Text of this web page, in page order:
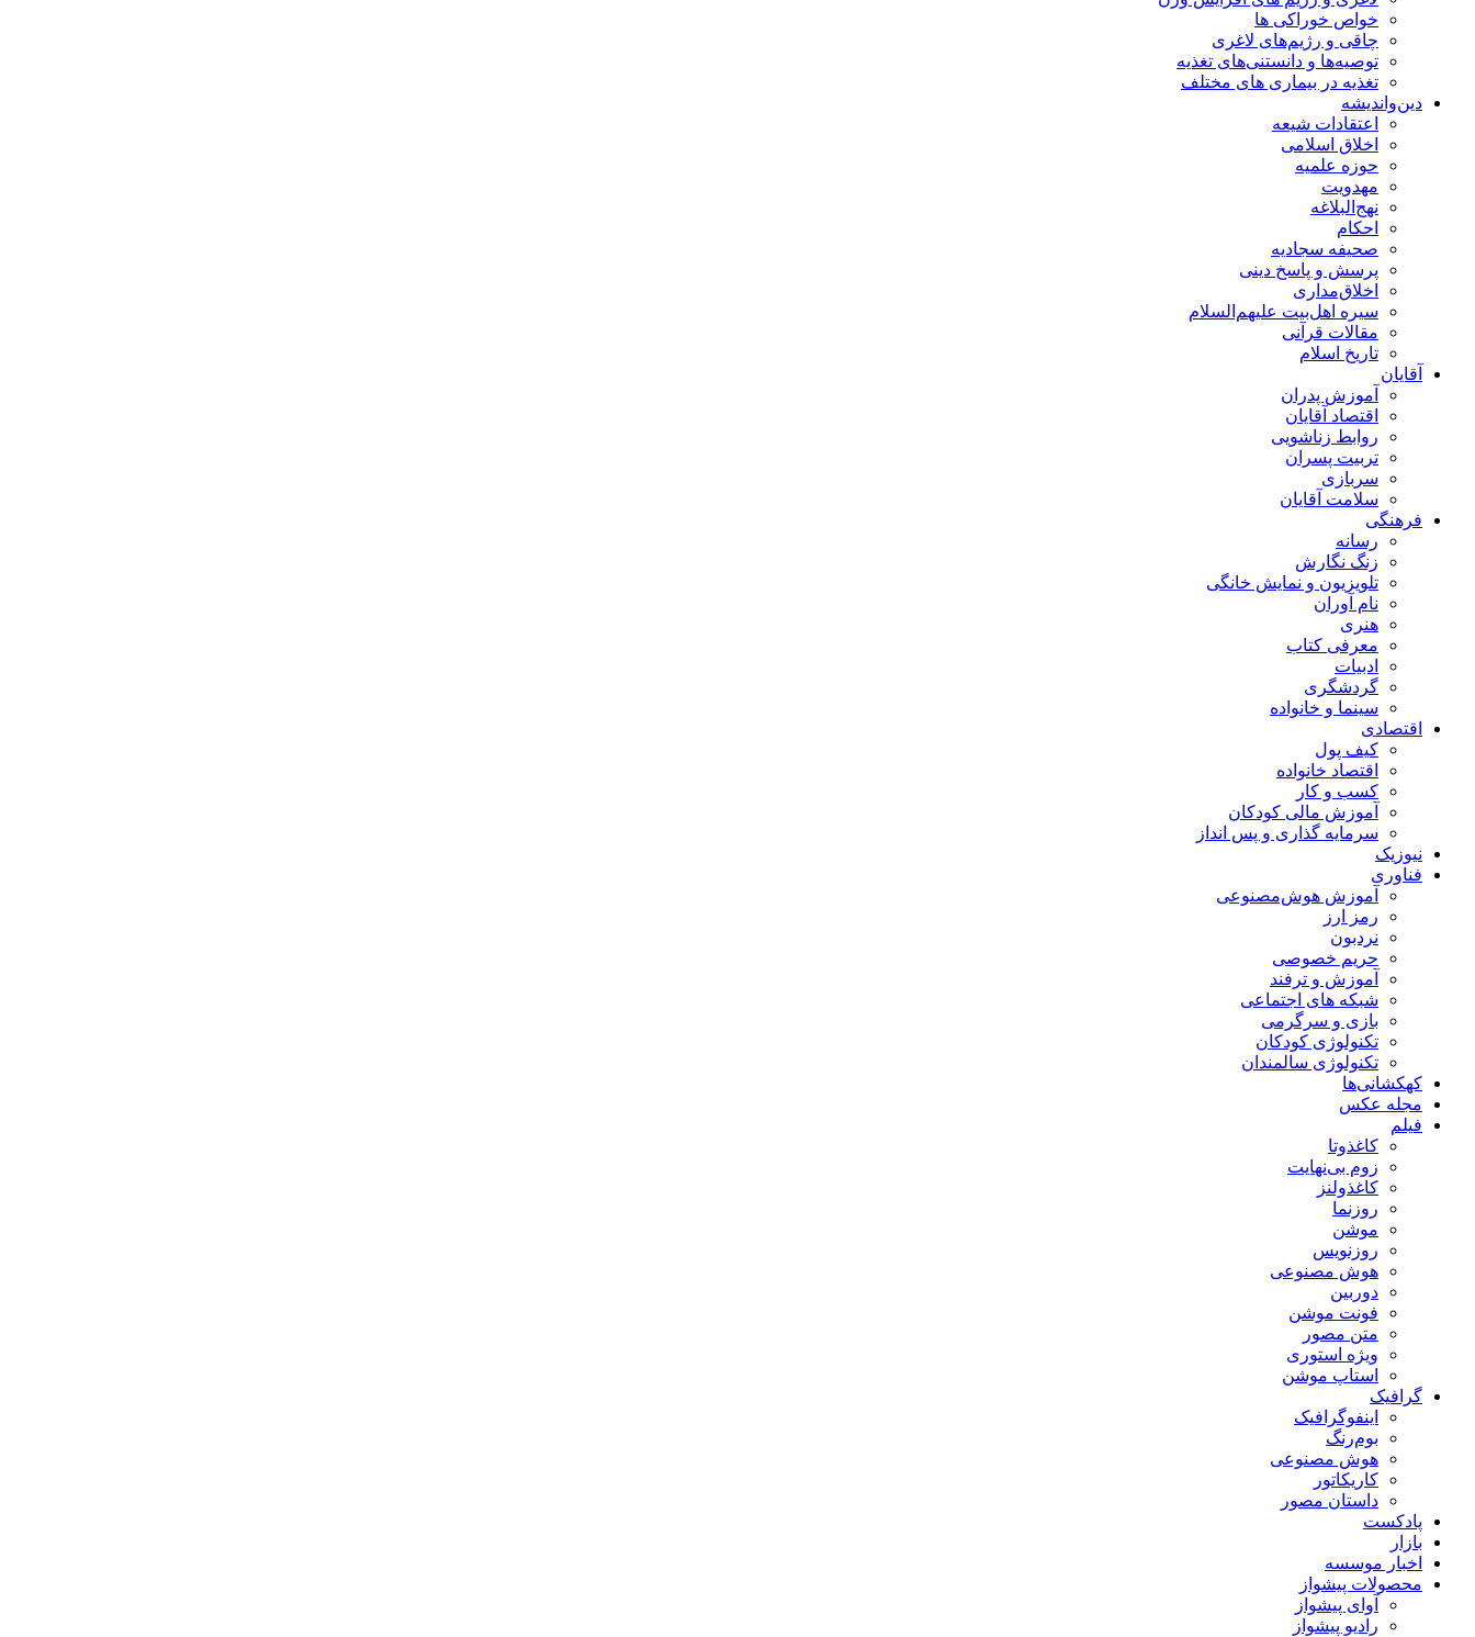
خواص خوراكی ها
چاقی و رژیم‌های لاغری
توصیه‌ها و دانستنی‌های تغذیه
تغذیه در بیماری های مختلف
دین‌واندیشه
اعتقادات شیعه
اخلاق اسلامی
حوزه علمیه
مهدویت
نهج‌البلاغه
احکام
صحیفه سجادیه
پرسش و پاسخ دینی
اخلاق‌مداری
سیره اهل‌بیت علیهم‌السلام
مقالات قرآنی
تاریخ اسلام
آقایان
آموزش پدران
اقتصاد آقایان
روابط زناشویی
تربیت پسران
سربازی
سلامت آقایان
فرهنگی
رسانه
زنگ نگارش
تلویزیون و نمایش خانگی
نام آوران
هنری
معرفی کتاب
ادبیات
گردشگری
سینما و خانواده
اقتصادی
کیف پول
اقتصاد خانواده
کسب و کار
آموزش مالی کودکان
سرمایه گذاری و پس انداز
نیوزیک
فناوری
آموزش هوش‌مصنوعی
رمز ارز
نردبون
حریم خصوصی
آموزش و ترفند
شبکه های اجتماعی
بازی و سرگرمی
تکنولوژی کودکان
تکنولوژی سالمندان
کهکشانی‌ها
مجله عکس
فیلم
کاغذوتا
زوم بی‌نهایت
کاغذولنز
روزنما
موشن
روزنویس
هوش مصنوعی
دوربین
فونت موشن
متن مصور
ویژه استوری
استاپ موشن
گرافیک
اینفوگرافیک
بوم‌رنگ
هوش مصنوعی
کاریکاتور
داستان مصور
پادکست
بازار
اخبار موسسه
محصولات پیشواز
آوای پیشواز
رادیو پیشواز